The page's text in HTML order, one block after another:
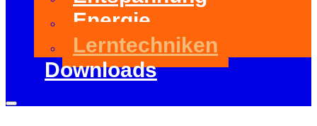
Energie
Lerntechniken
Downloads